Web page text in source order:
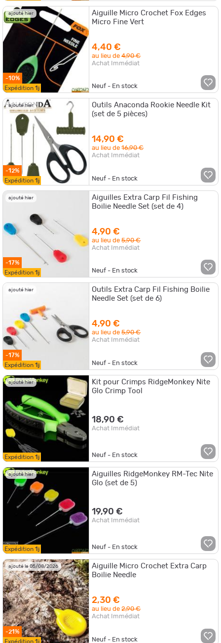
ajouté hier
-10%
Expédition 1j
Aiguille Micro Crochet Fox Edges
Micro Fine Vert
4,40 €
au lieu de4,90 €
Achat Immédiat
Neuf - En stock
ajouté hier
-12%
Expédition 1j
Outils Anaconda Rookie Needle Kit
(set de 5 pièces)
14,90 €
au lieu de16,90 €
Achat Immédiat
Neuf - En stock
ajouté hier
-17%
Expédition 1j
Aiguilles Extra Carp Fil Fishing
Boilie Needle Set (set de 4)
4,90 €
au lieu de5,90 €
Achat Immédiat
Neuf - En stock
ajouté hier
-17%
Expédition 1j
Outils Extra Carp Fil Fishing Boilie
Needle Set (set de 6)
4,90 €
au lieu de5,90 €
Achat Immédiat
Neuf - En stock
ajouté hier
Expédition 1j
Kit pour Crimps RidgeMonkey Nite
Glo Crimp Tool
18,90 €
Achat Immédiat
Neuf - En stock
ajouté hier
Expédition 1j
Aiguilles RidgeMonkey RM-Tec Nite
Glo (set de 5)
19,90 €
Achat Immédiat
Neuf - En stock
ajouté le 05/08/2026
-21%
Expédition 1j
Aiguille Micro Crochet Extra Carp
Boilie Needle
2,30 €
au lieu de2,90 €
Achat Immédiat
Neuf - En stock